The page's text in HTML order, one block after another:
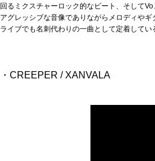
回るミクスチャーロック的なビート、そして
アグレッシブな音像でありながらメロディや
ライブでも名刺代わりの一曲として定着して
・CREEPER / XANVALA